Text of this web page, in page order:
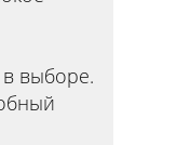
выборе.